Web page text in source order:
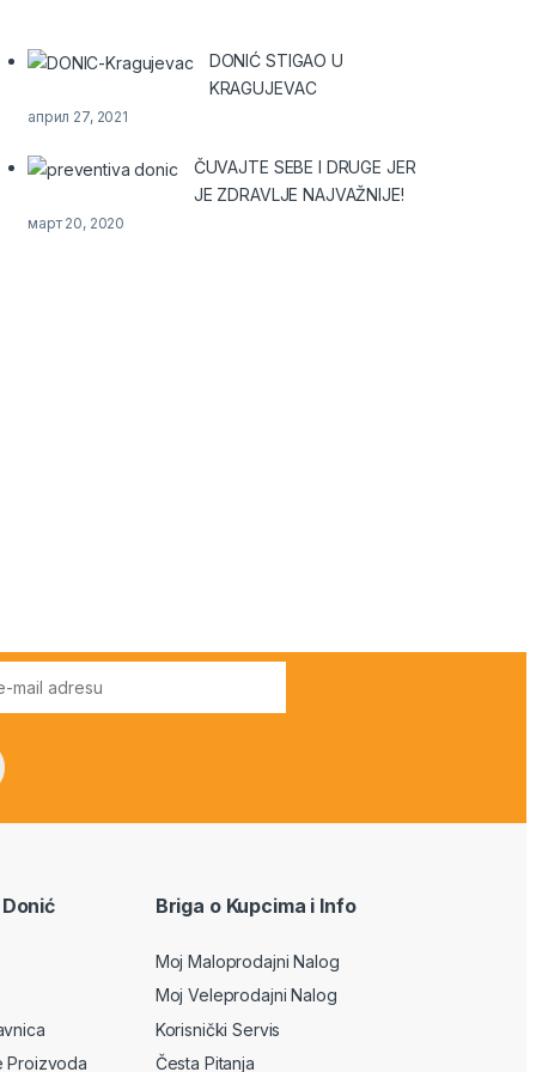
DONIĆ STIGAO U
KRAGUJEVAC
април 27, 2021
ČUVAJTE SEBE I DRUGE JER
JE ZDRAVLJE NAJVAŽNIJE!
март 20, 2020
Proizvoda
Briga o Kupcima i Info
Moj Maloprodajni Nalog
Moj Veleprodajni Nalog
Korisnički Servis
Česta Pitanja